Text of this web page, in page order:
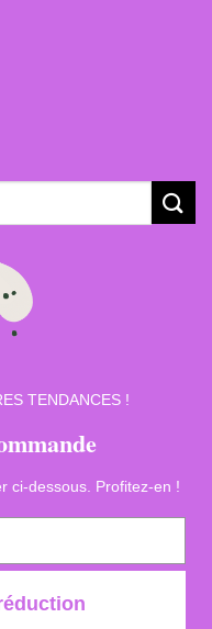
TENDANCES !
ci-dessous. Profitez-en !